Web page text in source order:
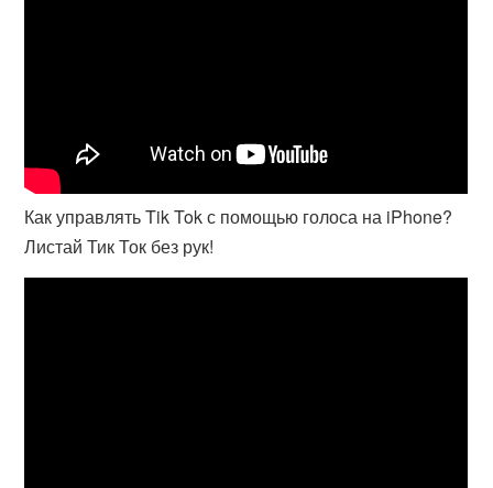
Как управлять Tik Tok с помощью голоса на iPhone?
Листай Тик Ток без рук!